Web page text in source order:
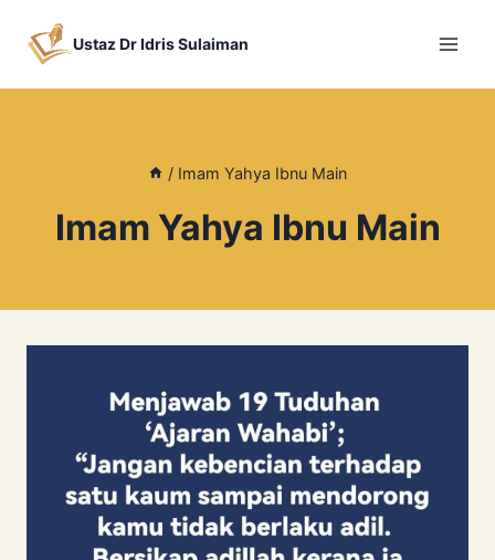
Ustaz Dr Idris Sulaiman
/ Imam Yahya Ibnu Main
Imam Yahya Ibnu Main